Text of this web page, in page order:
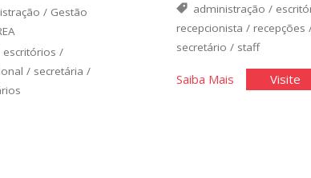
/ Gestão
escritórios /
/ secretária /
administração /
recepcionista / recepções
secretário / staff
Saiba Mais"Glossário
Visite